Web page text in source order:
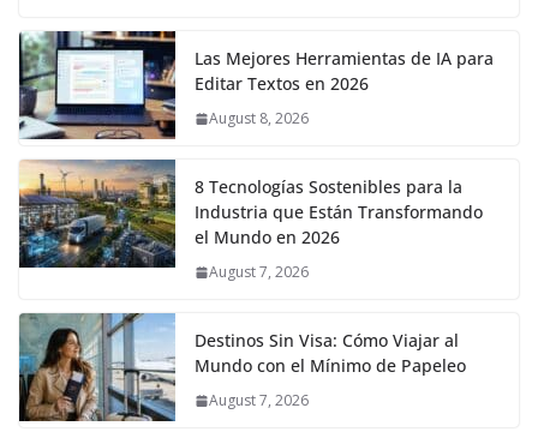
Las Mejores Herramientas de IA para
Editar Textos en 2026
August 8, 2026
8 Tecnologías Sostenibles para la
Industria que Están Transformando
el Mundo en 2026
August 7, 2026
Destinos Sin Visa: Cómo Viajar al
Mundo con el Mínimo de Papeleo
August 7, 2026